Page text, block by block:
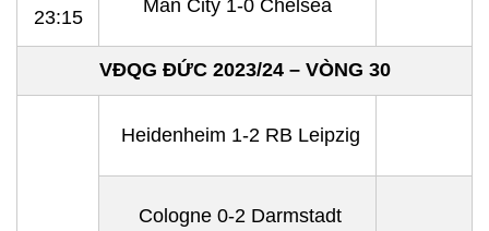
23:15
Man City 1-0 Chelsea
VĐQG ĐỨC 2023/24 – VÒNG 30
Heidenheim 1-2 RB Leipzig
Cologne 0-2 Darmstadt